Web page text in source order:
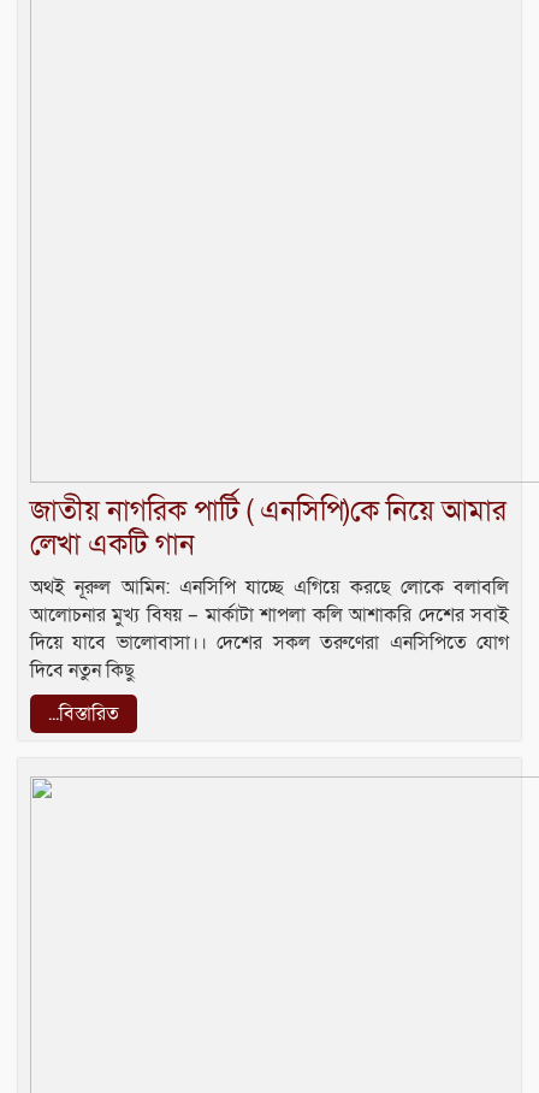
জাতীয় নাগরিক পার্টি ( এনসিপি)কে নিয়ে আমার
লেখা একটি গান
অথই নূরুল আমিন: এনসিপি যাচ্ছে এগিয়ে করছে লোকে বলাবলি
আলোচনার মুখ‍্য বিষয় – মার্কাটা শাপলা কলি আশাকরি দেশের সবাই
দিয়ে যাবে ভালোবাসা।। দেশের সকল তরুণেরা এনসিপিতে যোগ
দিবে নতুন কিছু
...বিস্তারিত